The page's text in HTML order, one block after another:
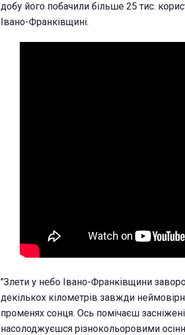
добу його побачили більше 25 тис.
Івано-Франківщині.
"Злети у небо Івано-Франківщини
декількох кілометрів завжди
променях сонця. Ось помічаєш
насолоджуєшся різнокольоровими